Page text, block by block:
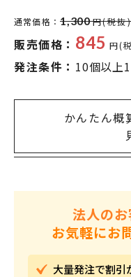
通常価格： 1,300円(税抜)
販売価格： 845 円(
発注条件： 10個以上
かんたん概
法人の
お気軽にお
大量発注で割引